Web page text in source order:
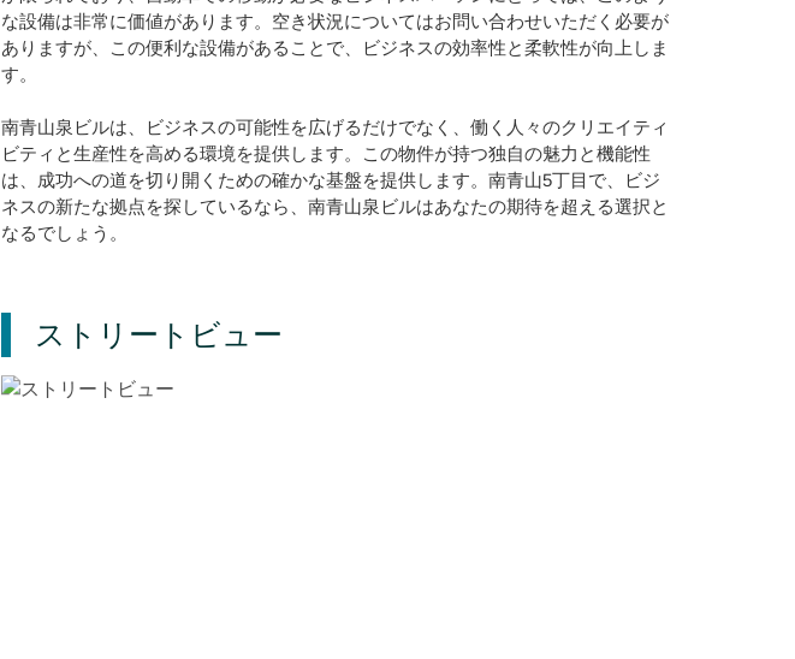
な設備は非常に価値があります。空き状況についてはお問い合わせいただく必要が
ありますが、この便利な設備があることで、ビジネスの効率性と柔軟性が向上しま
す。
南青山泉ビルは、ビジネスの可能性を広げるだけでなく、働く人々のクリエイティ
ビティと生産性を高める環境を提供します。この物件が持つ独自の魅力と機能性
は、成功への道を切り開くための確かな基盤を提供します。南青山5丁目で、ビジ
ネスの新たな拠点を探しているなら、南青山泉ビルはあなたの期待を超える選択と
なるでしょう。
ストリートビュー